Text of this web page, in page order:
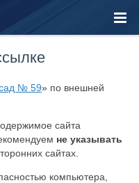
№ 59» по внешней
сайта
не указывать
сайтах.
компьютера,